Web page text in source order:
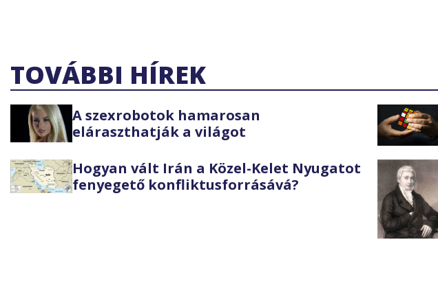
TOVÁBBI HÍREK
A szexrobotok hamarosan
eláraszthatják a világot
Hogyan vált Irán a Közel-Kelet Nyugatot
fenyegető konfliktusforrásává?